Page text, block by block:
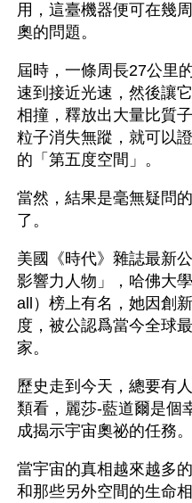
用，這臺機器便可在幾
奧的問題。
屆時，一條周長27公里
速到接近光速，然後讓
相撞，釋放出大量比質
粒子消失無蹤，就可以
的「第五度空間」。
當然，結果是毫無疑問
了。
美國《時代》雜誌最新
影響力人物」，哈佛大
all）榜上有名，她因創
度，被公認爲當今全球
家。
歷史走到今天，總要有
類看，麗莎-藍道爾是個
成揭示宇宙奧祕的任務。
當宇宙的真相越來越多
和那些另外空間的生命